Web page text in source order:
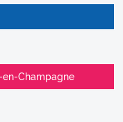
en-Champagne